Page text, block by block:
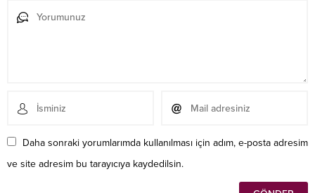
Daha sonraki yorumlarımda kullanılması için adım, e-posta adresim
ve site adresim bu tarayıcıya kaydedilsin.